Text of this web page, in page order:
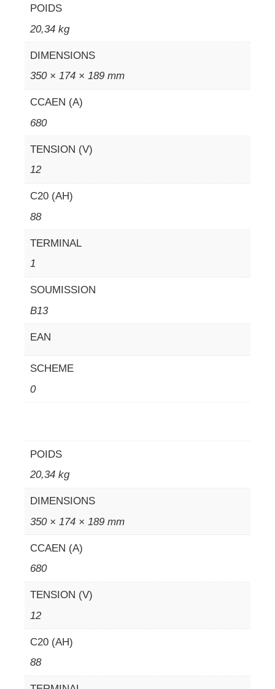
POIDS
20,34 kg
DIMENSIONS
350 × 174 × 189 mm
CCAEN (A)
680
TENSION (V)
12
C20 (AH)
88
TERMINAL
1
SOUMISSION
B13
EAN
SCHEME
0
POIDS
20,34 kg
DIMENSIONS
350 × 174 × 189 mm
CCAEN (A)
680
TENSION (V)
12
C20 (AH)
88